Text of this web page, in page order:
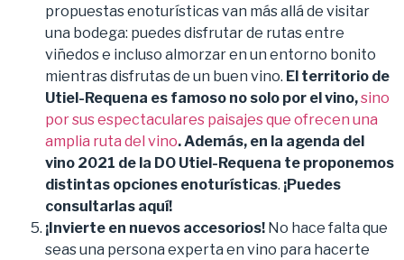
propuestas enoturísticas van más allá de visitar
una bodega: puedes disfrutar de rutas entre
viñedos e incluso almorzar en un entorno bonito
mientras disfrutas de un buen vino. El territorio de
Utiel-Requena es famoso no solo por el vino,sino
por sus espectaculares paisajes que ofrecen una
amplia ruta del vino. Además, en la agenda del
vino 2021 de la DO Utiel-Requena te proponemos
distintas opciones enoturísticas. ¡Puedes
consultarlas aquí!
¡Invierte en nuevos accesorios! No hace falta que
seas una persona experta en vino para hacerte